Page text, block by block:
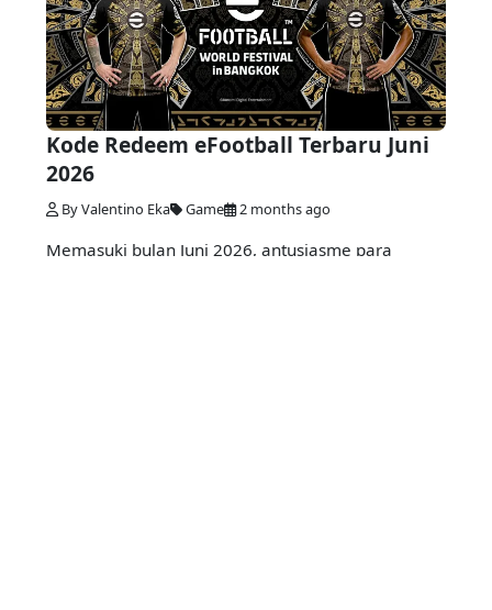
Kode Redeem eFootball Terbaru Juni
2026
By Valentino Eka Game 2 months ago
Memasuki bulan Juni 2026, antusiasme para